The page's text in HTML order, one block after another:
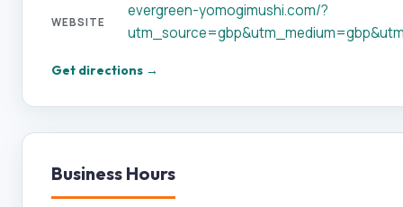
WEBSITE
evergreen-yomogimushi.com/?
Get directions →
Business Hours